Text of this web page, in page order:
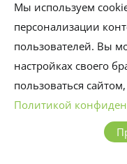
Доставка
Новости
Мы используем
персонализации
пользователей. Вы
настройках своего
пользоваться
Политикой